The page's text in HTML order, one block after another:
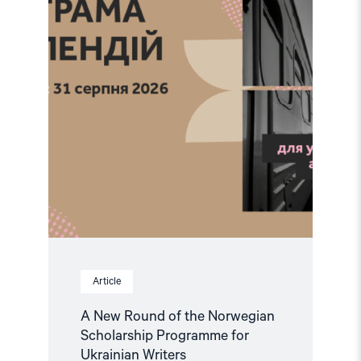
Article
A New Round of the Norwegian
Scholarship Programme for
Ukrainian Writers
Norwegian
Programme
for
Ukrainian
Writers"